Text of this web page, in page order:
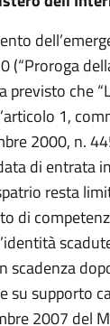
(“Proroga
previsto che
1,
2000, n.
di entrata
resta
di
scadenza
su supporto
2007 del